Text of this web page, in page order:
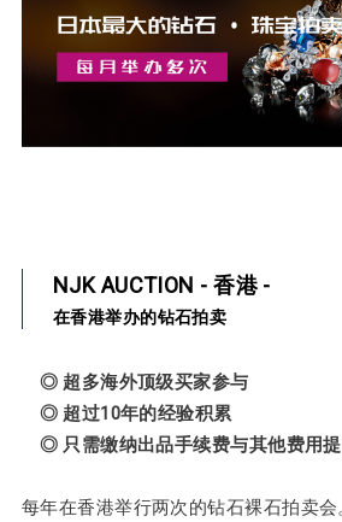
NJK AUCTION - 香港 -
在香港举办的钻石拍卖
◎ 超多海外顶级买家参与
◎ 超过10年的经验积累
◎ 只需缴纳出品手续费与其他费用
每年在香港举行两次的钻石裸石拍卖